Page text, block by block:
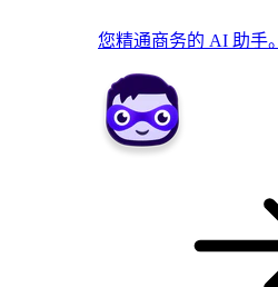
您精通商务的 AI 助手。